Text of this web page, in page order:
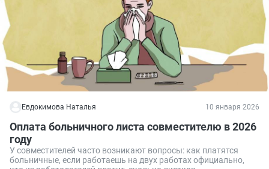
Евдокимова Наталья 10 января 2026
Оплата больничного листа совместителю в 2026
году
У совместителей часто возникают вопросы: как платятся
больничные, если работаешь на двух работах официально,